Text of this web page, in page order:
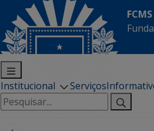
FCMS
Institucional Serviços
Pesquisar
por: